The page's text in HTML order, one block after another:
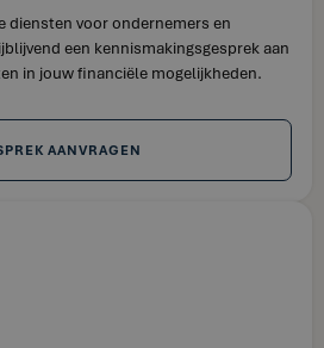
diensten voor ondernemers en
een kennismakingsgesprek aan
in jouw financiële mogelijkheden.
AANVRAGEN